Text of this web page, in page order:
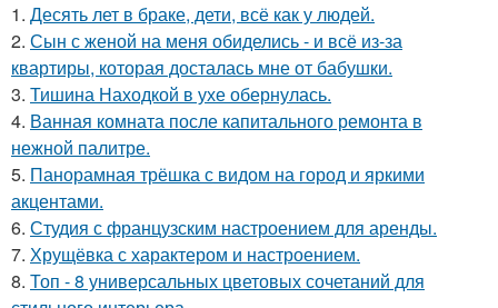
1. Десять лет в браке, дети, всё как у людей.
2. Сын с женой на меня обиделись - и всё из-за
квартиры, которая досталась мне от бабушки.
3. Тишина Находкой в ухе обернулась.
4. Ванная комната после капитального ремонта в
нежной палитре.
5. Панорамная трёшка с видом на город и яркими
акцентами.
6. Студия с французским настроением для аренды.
7. Хрущёвка с характером и настроением.
8. Топ - 8 универсальных цветовых сочетаний для